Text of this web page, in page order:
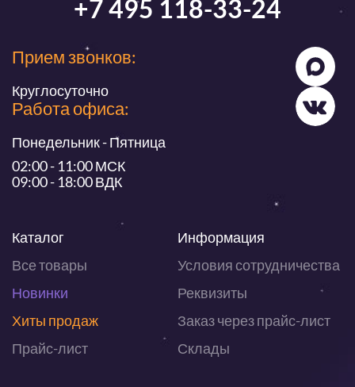
+7 495 118-33-24
Прием звонков:
Круглосуточно
Работа офиса:
Понедельник - Пятница
02:00 - 11:00 МСК
09:00 - 18:00 ВДК
Каталог
Все товары
Новинки
Хиты продаж
Прайс-лист
Информация
Условия сотрудничества
Реквизиты
Заказ через прайс-лист
Склады